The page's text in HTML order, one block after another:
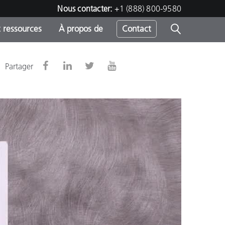
Nous contacter: +1 (888) 800-9580
À propos de Contact
Partager